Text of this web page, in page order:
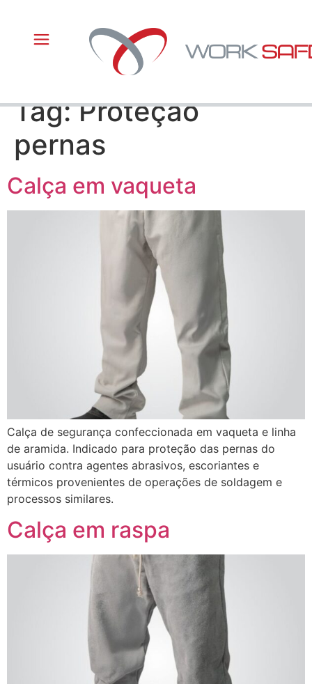
Tag:Proteção
pernas
Calça em vaqueta
Calça de segurança confeccionada em vaqueta e linha
de aramida. Indicado para proteção das pernas do
usuário contra agentes abrasivos, escoriantes e
térmicos provenientes de operações de soldagem e
processos similares.
Calça em raspa